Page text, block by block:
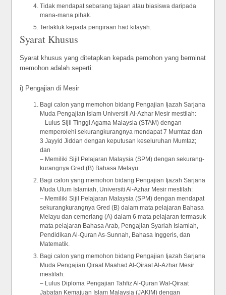
Tidak mendapat sebarang tajaan atau biasiswa daripada
mana-mana pihak.
Tertakluk kepada pengiraan had kifayah.
Syarat Khusus
Syarat khusus yang ditetapkan kepada pemohon yang berminat
memohon adalah seperti:
i) Pengajian di Mesir
Bagi calon yang memohon bidang Pengajian Ijazah Sarjana
Muda Pengajian Islam Universiti Al-Azhar Mesir mestilah:
– Lulus Sijil Tinggi Agama Malaysia (STAM) dengan
memperolehi sekurangkurangnya mendapat 7 Mumtaz dan
3 Jayyid Jiddan dengan keputusan keseluruhan Mumtaz;
dan
– Memiliki Sijil Pelajaran Malaysia (SPM) dengan sekurang-
kurangnya Gred (B) Bahasa Melayu.
Bagi calon yang memohon bidang Pengajian Ijazah Sarjana
Muda Ulum Islamiah, Universiti Al-Azhar Mesir mestilah:
– Memiliki Sijil Pelajaran Malaysia (SPM) dengan mendapat
sekurangkurangnya Gred (B) dalam mata pelajaran Bahasa
Melayu dan cemerlang (A) dalam 6 mata pelajaran termasuk
mata pelajaran Bahasa Arab, Pengajian Syariah Islamiah,
Pendidikan Al-Quran As-Sunnah, Bahasa Inggeris, dan
Matematik.
Bagi calon yang memohon bidang Pengajian Ijazah Sarjana
Muda Pengajian Qiraat Maahad Al-Qiraat Al-Azhar Mesir
mestilah:
– Lulus Diploma Pengajian Tahfiz Al-Quran Wal-Qiraat
Jabatan Kemajuan Islam Malaysia (JAKIM) dengan